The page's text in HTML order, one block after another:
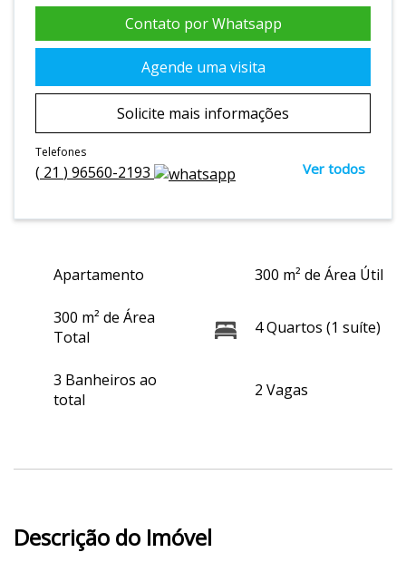
Contato por Whatsapp
Agende uma visita
Solicite mais informações
Telefones
( 21 ) 96560-2193 Ver todos
Apartamento 300 m² de Área Útil
300 m² de Área
Total
4 Quartos (1 suíte)
3 Banheiros ao
total
2 Vagas
Descrição do Imóvel